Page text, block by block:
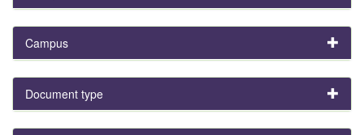
Campus
Document type